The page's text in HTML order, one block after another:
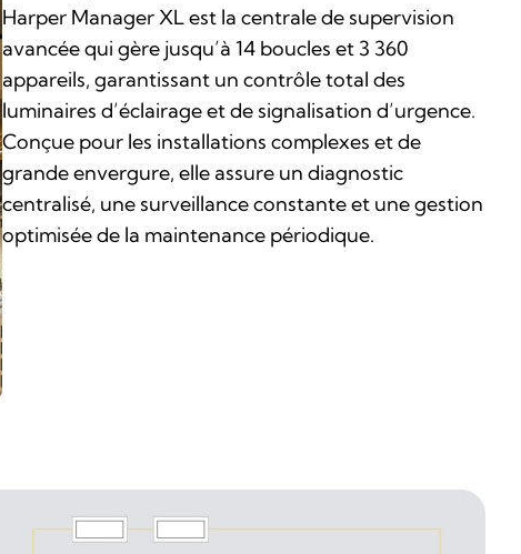
Harper Manager XL est la centrale de supervision
avancée qui gère jusqu’à 14 boucles et 3 360
appareils, garantissant un contrôle total des
luminaires d’éclairage et de signalisation d’urgence.
Conçue pour les installations complexes et de
grande envergure, elle assure un diagnostic
centralisé, une surveillance constante et une gestion
optimisée de la maintenance périodique.